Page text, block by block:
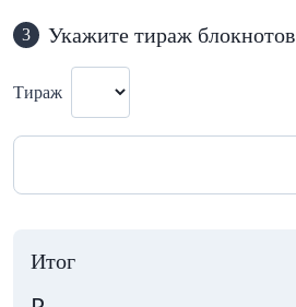
3 Укажите тираж блокнотов
Тираж
Итог